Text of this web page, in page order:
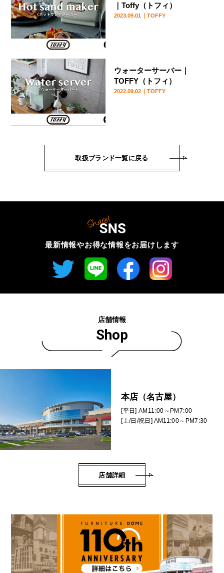
｜Toffy（トフィ）
2023.09.01 ｜TOFFY
ウォーターサーバー｜
TOFFY（トフィ）
2022.09.02 ｜TOFFY
取扱ブランド一覧に戻る
店舗情報
Shop
本店（名古屋）
[平日] AM11:00～PM7:00
[土/日/祝日] AM11:00～PM7:30
店舗詳細
最新情報やお得な情報をお届けします